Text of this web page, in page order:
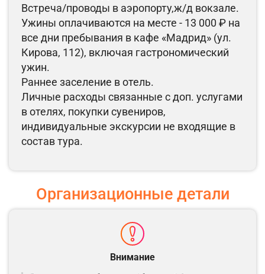
Встреча/проводы в аэропорту,ж/д вокзале.
Ужины оплачиваются на месте - 13 000 ₽ на
все дни пребывания в кафе «Мадрид» (ул.
Кирова, 112), включая гастрономический
ужин.
Раннее заселение в отель.
Личные расходы связанные с доп. услугами
в отелях, покупки сувениров,
индивидуальные экскурсии не входящие в
состав тура.
Организационные детали
Внимание